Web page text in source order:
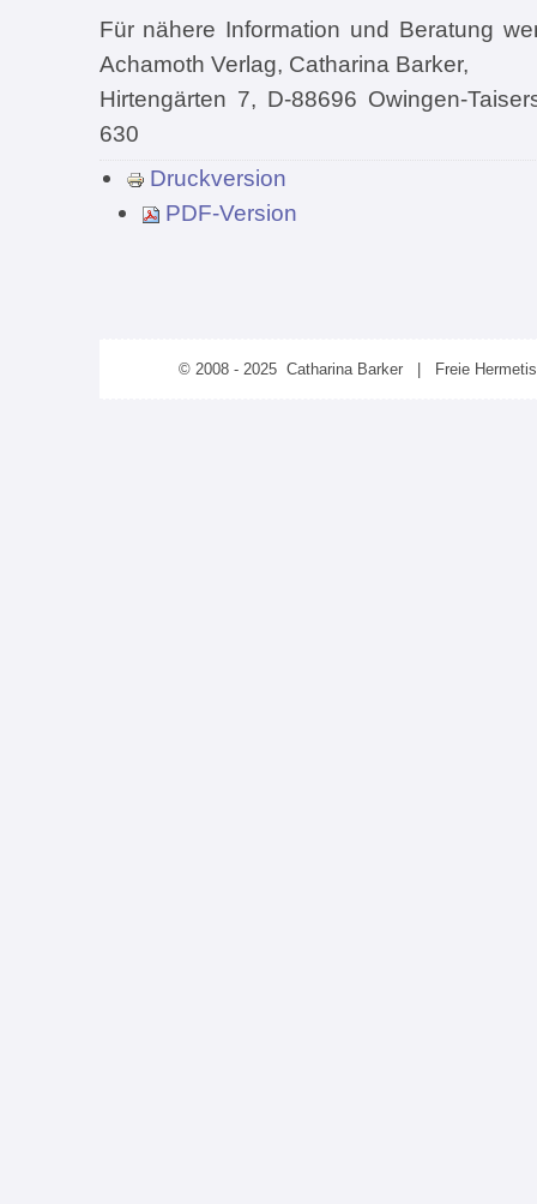
Für nähere Information und Beratung
Achamoth Verlag, Catharina Barker,
Hirtengärten 7, D-88696 Owingen-
630
Druckversion
PDF-Version
© 2008 - 2025 Catharina Barker | Freie